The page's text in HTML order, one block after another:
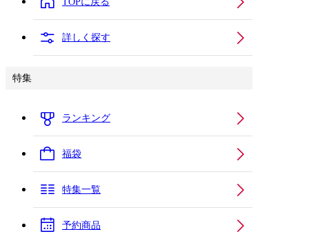
詳しく探す
特集
ランキング
福袋
特集一覧
予約商品